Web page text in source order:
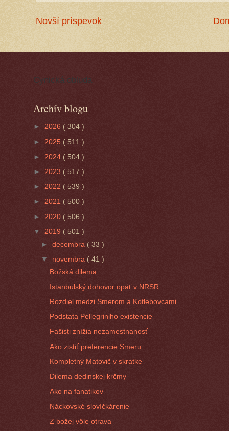
Novší príspevok
Cynická obluda
Archív blogu
► 2026 ( 304 )
► 2025 ( 511 )
► 2024 ( 504 )
► 2023 ( 517 )
► 2022 ( 539 )
► 2021 ( 500 )
► 2020 ( 506 )
▼ 2019 ( 501 )
►decembra ( 33 )
▼ novembra ( 41 )
Božská dilema
Istanbulský dohovor opäť v NRSR
Rozdiel medzi Smerom a Kotlebovcami
Podstata Pellegriniho existencie
Fašisti znížia nezamestnanosť
Ako zistiť preferencie Smeru
Kompletný Matovič v skratke
Dilema dedinskej krčmy
Ako na fanatikov
Náckovské slovíčkárenie
Z božej vôle otrava